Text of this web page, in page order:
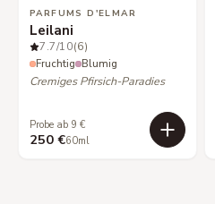
PARFUMS D'ELMAR
Leilani
7.7/10(6)
Fruchtig Blumig
Cremiges Pfirsich-Paradies
Probe ab 9 €
250 €60ml